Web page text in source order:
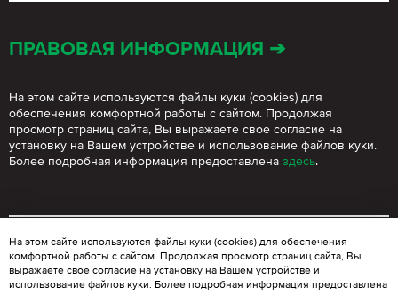
ПРАВОВАЯ ИНФОРМАЦИЯ ➔
На этом сайте используются файлы куки (cookies) для
обеспечения комфортной работы с сайтом. Продолжая
просмотр страниц сайта, Вы выражаете свое согласие на
установку на Вашем устройстве и использование файлов куки.
Более подробная информация предоставлена здесь.
© BLOOMGROUP 2021 – 2026. Любое использование
материалов сайта допускается только с согласия
На этом сайте используются файлы куки (cookies) для обеспечения
комфортной работы с сайтом. Продолжая просмотр страниц сайта, Вы
выражаете свое согласие на установку на Вашем устройстве и
использование файлов куки. Более подробная информация предоставлена